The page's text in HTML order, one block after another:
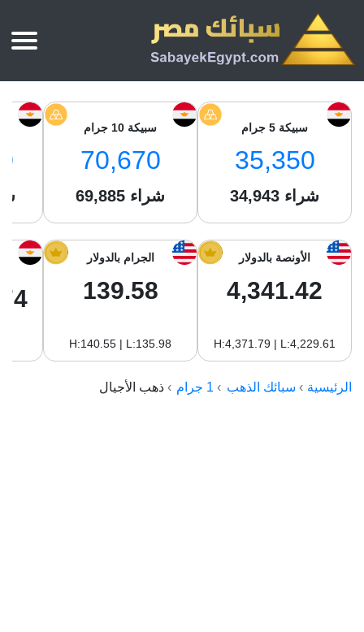
أسعار الذهب
سعر الذهب عيار 24
سعر جنيه الذهب
سبائك الذهب
بي تي سي
سام
سليمة جولد
سويس جولد
أسعار الفضة اليوم
سبائك الفضة
بي تي سي
جونير
نجم الدين
من نحن
سبيكة 5 جرام
35,350
34,943 شراء
سبيكة 10 جرام
70,670
69,885 شراء
الأونصة بالدولار
4,341.42
H:4,371.79 | L:4,229.61
الجرام بالدولار
139.58
H:140.55 | L:135.98
الرئيسية سبائك الذهب 1 جرام ذهب الأجيال